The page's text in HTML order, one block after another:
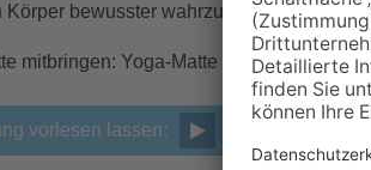
Körper bewusster wahrzunehmen und
mitbringen: Yoga-Matte und bequeme
vorlesen lassen: